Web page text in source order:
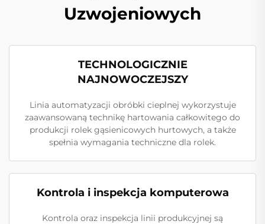
Uzwojeniowych
TECHNOLOGICZNIE
NAJNOWOCZEJSZY
Linia automatyzacji obróbki cieplnej wykorzystuje
zaawansowaną technikę hartowania całkowitego do
produkcji rolek gąsienicowych hurtowych, a także
spełnia wymagania techniczne dla rolek.
Kontrola i inspekcja komputerowa
Kontrola oraz inspekcja linii produkcyjnej są